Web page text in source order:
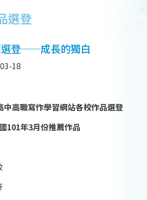
選登
選登──成長的獨白
18
中高職寫作學習網站各校作品選登
101年3月份推薦作品